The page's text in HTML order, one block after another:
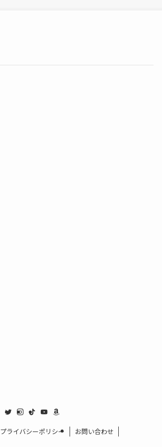
プライバシーポリシー お問い合わせ